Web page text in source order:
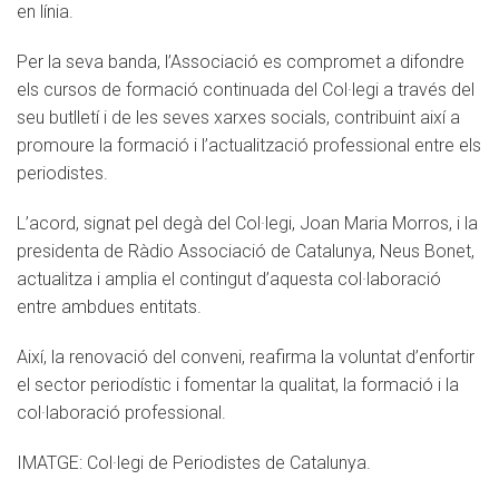
en línia.
Per la seva banda, l’Associació es compromet a difondre
els cursos de formació continuada del Col·legi a través del
seu butlletí i de les seves xarxes socials, contribuint així a
promoure la formació i l’actualització professional entre els
periodistes.
L’acord, signat pel degà del Col·legi, Joan Maria Morros, i la
presidenta de Ràdio Associació de Catalunya, Neus Bonet,
actualitza i amplia el contingut d’aquesta col·laboració
entre ambdues entitats.
Així, la renovació del conveni, reafirma la voluntat d’enfortir
el sector periodístic i fomentar la qualitat, la formació i la
col·laboració professional.
IMATGE: Col·legi de Periodistes de Catalunya.